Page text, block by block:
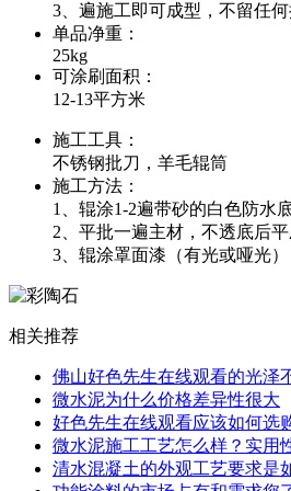
3、遍施工即可成型，不留任
单品净重：
25kg
可涂刷面积：
12-13平方米
施工工具：
不锈钢批刀，羊毛辊筒
施工方法：
1、辊涂1-2遍带砂的白色防水
2、平批一遍主材，不透底后
3、辊涂罩面漆（有光或哑光）
相关推荐
佛山好色先生在线观看的光泽
微水泥为什么价格差异性很大
好色先生在线观看应该如何选
微水泥施工工艺怎么样？实用
清水混凝土的外观工艺要求是